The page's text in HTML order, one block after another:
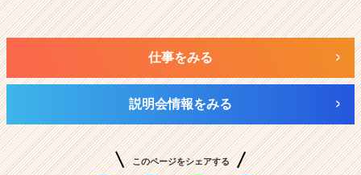
仕事をみる
説明会情報をみる
このページをシェアする